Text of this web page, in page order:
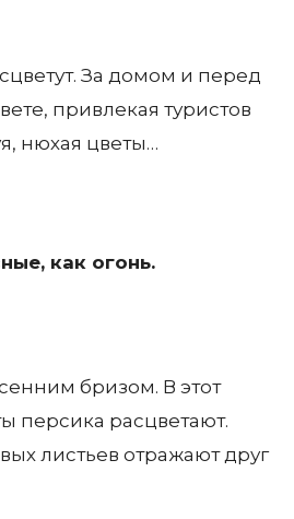
За домом и перед
привлекая туристов
нюхая цветы…
как огонь.
бризом. В этот
персика расцветают.
листьев отражают друг